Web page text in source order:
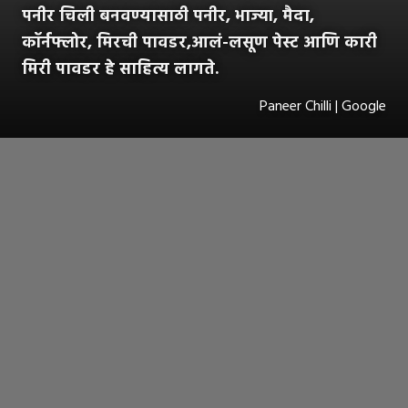
पनीर चिली बनवण्यासाठी पनीर, भाज्या, मैदा,
कॉर्नफ्लोर, मिरची पावडर,आलं-लसूण पेस्ट आणि कारी
मिरी पावडर हे साहित्य लागते.
Paneer Chilli | Google